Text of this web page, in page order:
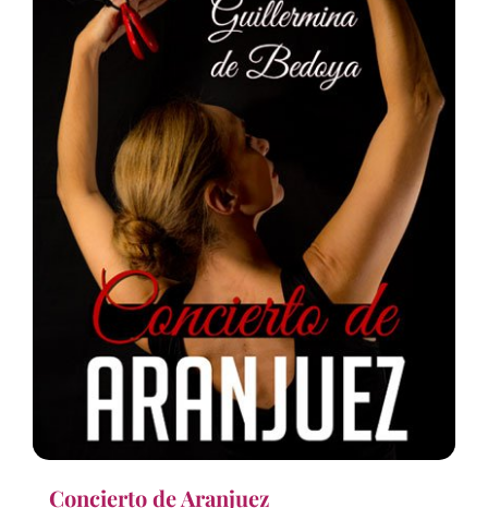
Concierto de Aranjuez